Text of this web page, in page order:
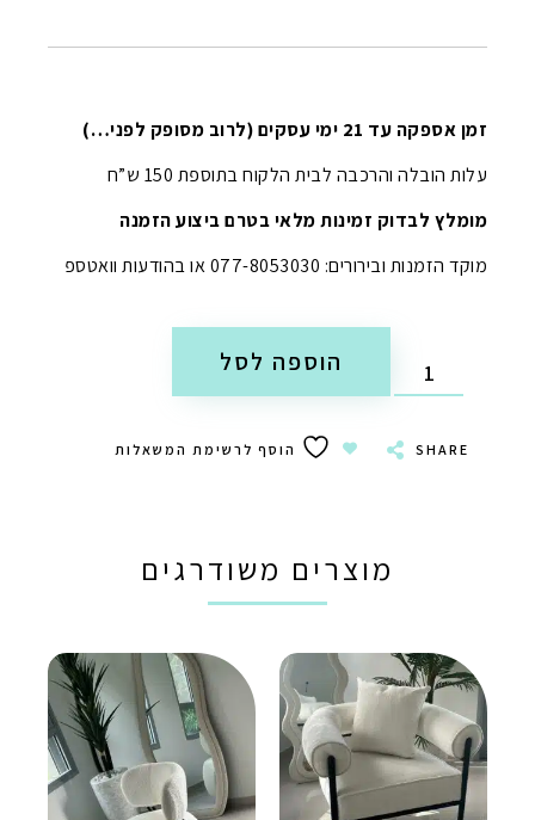
זמן אספקה עד 21 ימי עסקים (לרוב מסופק לפני…)
עלות הובלה והרכבה לבית הלקוח בתוספת 150 ש”ח
מומלץ לבדוק זמינות מלאי בטרם ביצוע הזמנה
מוקד הזמנות ובירורים: 077-8053030 או בהודעות וואטספ
הוספה לסל
SHARE הוסף לרשימת המשאלות
מוצרים משודרגים